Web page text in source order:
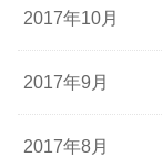
2017年10月
2017年9月
2017年8月